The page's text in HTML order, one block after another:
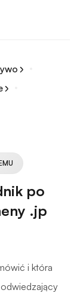
po
.jp
i która